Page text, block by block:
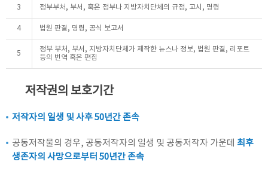
3 정부부처, 부서, 혹은 정부나 지방자치단체의 규정, 고시, 명령
4 법원 판결, 명령, 공식 보고서
5
정부 부처, 부서, 지방자치단체가 제작한 뉴스나 정보, 법원 판결, 리포트
등의 번역 혹은 편집
저작권의 보호기간
저작자의 일생 및 사후 50년간 존속
공동저작물의 경우, 공동저작자의 일생 및 공동저작자 가운데 최후
생존자의 사망으로부터 50년간 존속